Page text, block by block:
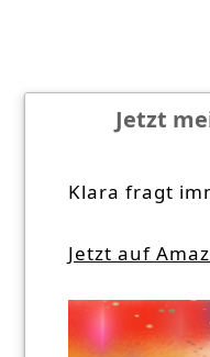
Jetzt
Klara fragt
Jetzt auf